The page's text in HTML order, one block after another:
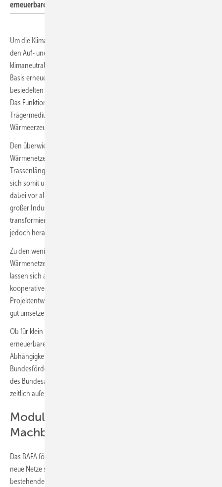
erneuerbarer Energien gestaltet, spart das CO2-Emissionen.
Um die Klimaziele zu erreichen, zielt die Bundesregierung vor allem auf
den Auf- und Ausbau von Wärmepumpensystemen und auf eine
klimaneutrale Wärmeversorgung über Wärmenetze. Wärmenetze auf
Basis erneuerbarer Energien sind hierfür ein großer Hebel in dicht
besiedelten Gebieten, weil sie viele Verbraucher zugleich versorgen.
Das Funktionsprinzip: In einem Wärmenetz transportiert ein
Trägermedium die Wärme von einer Wärmequelle oder einem
Wärmeerzeuger zu vielen einzelnen Abnehmern.
Den überwiegenden Teil der gesamten Wärmemenge aus
Wärmenetzen stellen in Deutschland etwa 40 Großnetze mit
Trassenlängen von mehr als 100 Kilometern bereit – hier handelt es
sich somit um große Ballungsgebiete. In der Regel wird die Wärme
dabei vor allem durch große Kraftwerke erzeugt, aber auch Abwärme
großer Industrieunternehmen genutzt. Diese Großnetze zu
transformieren, ist entscheidend für die Wärmewende, die Umsetzung
jedoch herausfordernd.
Zu den wenigen Großnetzen kommt auch eine hohe Zahl kleiner
Wärmenetze hinzu, etwa für Wohngebiete oder Quartiere. Diese
lassen sich auf lokaler Ebene durch eine abgestimmte und
kooperative Zusammenarbeit aller Beteiligten (Investor, Kommune,
Projektentwicklung, Hersteller, Planungsbüro, Fachfirma und weitere)
gut umsetzen.
Ob für klein oder groß: Basiert die Wärmeversorgung dieser Netze auf
erneuerbaren Energien, senkt dies CO
Abhängigkeit von fossilen Rohstoffen – hier setzt die
Bundesförderung für effiziente Wärmenetze an. Das Förderprogramm
des Bundesamts für Wirtschaft und Ausfuhrkontrolle (BAFA) ist in vier
zeitlich aufeinander aufbauende Module untergliedert.
Modul 1: Transformationspläne und
Machbarkeitsstudien
Das BAFA fördert in einem ersten Schritt Machbarkeitsstudien für
neue Netze sowie Transformationspläne für die Umstellung
bestehender Netze auf erneuerbare Energien und Abwärme.